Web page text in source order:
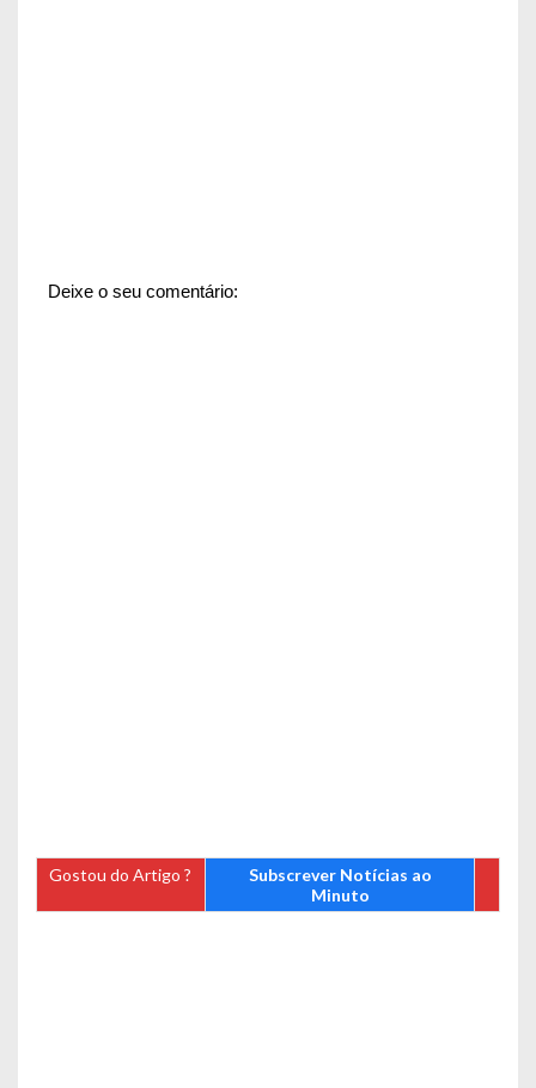
Deixe o seu comentário:
Gostou do Artigo ?
Subscrever Notícias ao
Minuto